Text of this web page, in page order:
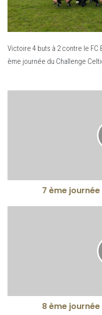
Victoire 4 buts à 2 contre le
ème journée du Challenge
7 ème
8 ème